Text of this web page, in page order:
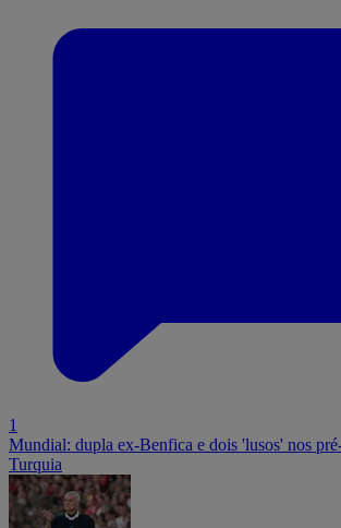
1
Mundial: dupla ex-Benfica e dois 'lusos' nos
Turquia